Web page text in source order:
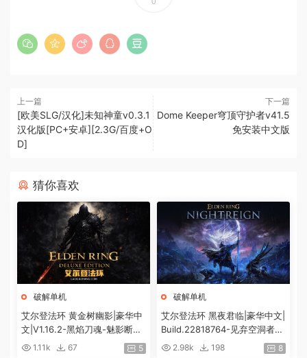
上一篇
[欧美SLG/汉化]未知神童v0.3.1
汉化版[PC+安卓][2.3G/百度+O
D]
下一篇
Dome Keeper穹顶守护者v41.5
免安装中文版
猜你喜欢
破解单机
艾尔登法环 黄金树幽影|豪华中
文|V1.16.2-黑焰刀魂-魅影断弦
+预购特典+全DLC+修改器|解
1.11k 67 5
破解单机
艾尔登法环 黑夜君临|豪华中文|
Build.22818764-见弃空洞者DL
C+预购特典+全DLC+修改器|解
2.98k 198 8